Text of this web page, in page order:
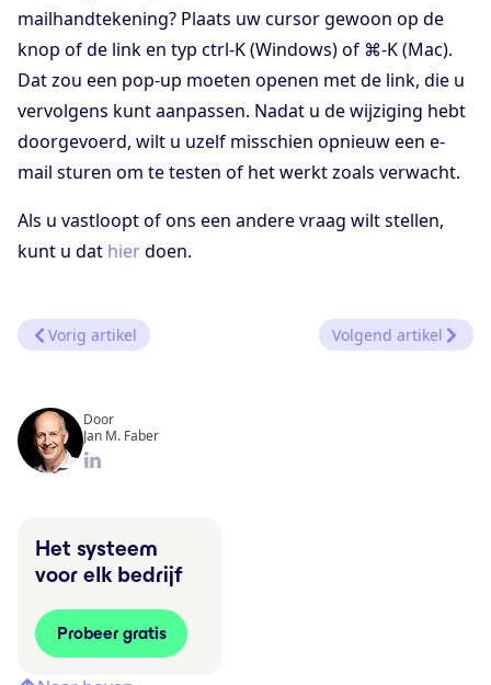
mailhandtekening? Plaats uw cursor gewoon op de
knop of de link en typ ctrl-K (Windows) of ⌘-K (Mac).
Dat zou een pop-up moeten openen met de link, die u
vervolgens kunt aanpassen. Nadat u de wijziging hebt
doorgevoerd, wilt u uzelf misschien opnieuw een e-
mail sturen om te testen of het werkt zoals verwacht.
Als u vastloopt of ons een andere vraag wilt stellen,
kunt u dat hierdoen.
Vorig artikel Volgend artikel
Door
Jan M. Faber
Het systeem
voor elk bedrijf
Probeer gratis